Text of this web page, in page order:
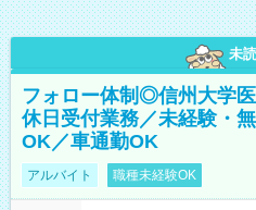
未読
フォロー体制◎信州大学
休日受付業務／未経験・
OK／車通勤OK
アルバイト 職種未経験OK